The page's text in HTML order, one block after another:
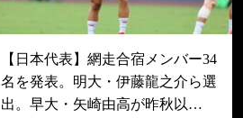
【日本代表】網走合宿メンバー34
名を発表。明大・伊藤龍之介ら選
出。早大・矢崎由高が昨秋以…